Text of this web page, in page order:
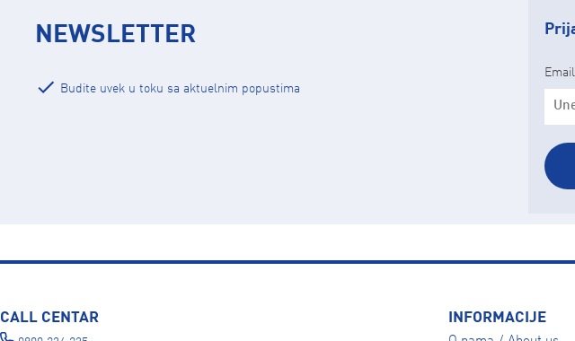
NEWSLETTER
Budite uvek u toku sa aktuelnim popustima
CALL CENTAR INFORMACIJE